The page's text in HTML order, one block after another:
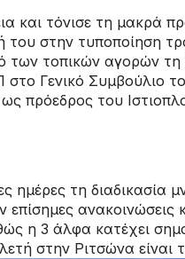
και τόνισε τη μακρά
του στην τυποποίηση
των τοπικών αγορών
Γενικό Συμβούλιο
πρόεδρος του
τη διαδικασία
ανακοινώσεις
η 3 άλφα κατέχει
στην Ριτσώνα είναι